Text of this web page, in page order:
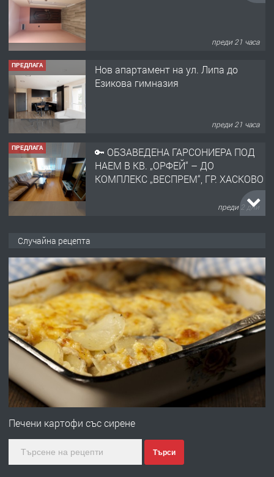
преди 21 часа
ПРЕДЛАГА
Нов апартамент на ул. Липа до
Езикова гимназия
преди 21 часа
ПРЕДЛАГА
🔑 ОБЗАВЕДЕНА ГАРСОНИЕРА ПОД
НАЕМ В КВ. „ОРФЕЙ“ – ДО
КОМПЛЕКС „ВЕСПРЕМ“, ГР. ХАСКОВО
преди 2 дни
АПАРТАМЕНТ В ЦЕНТЪРА НА ГР.
ХАСКОВО
преди 3 дни
ПРЕДЛАГА Давам гараж под наем
преди 3 дни
ПРЕДЛАГА
№4120 Магазин/Офис под наем в кв.
градската градина!
Случайна рецепта
Печени картофи със сирене
Търси